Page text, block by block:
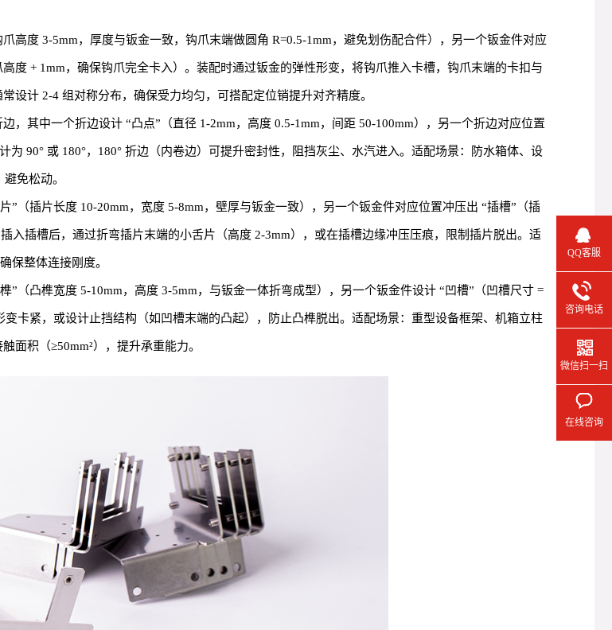
高度 3-5mm，厚度与钣金一致，钩爪末端做圆角 R=0.5-1mm，避免划伤配合件），另一个钣金件对应
度 + 1mm，确保钩爪完全卡入）。装配时通过钣金的弹性形变，将钩爪推入卡槽，钩爪末端的卡扣与
设计 2-4 组对称分布，确保受力均匀，可搭配定位销提升对齐精度。
，其中一个折边设计 “凸点”（直径 1-2mm，高度 0.5-1mm，间距 50-100mm），另一个折边对应位置
90° 或 180°，180° 折边（内卷边）可提升密封性，阻挡灰尘、水汽进入。适配场景：防水箱体、设
免松动。
（插片长度 10-20mm，宽度 5-8mm，壁厚与钣金一致），另一个钣金件对应位置冲压出 “插槽”（插
入插槽后，通过折弯插片末端的小舌片（高度 2-3mm），或在插槽边缘冲压压痕，限制插片脱出。适
保整体连接刚度。
（凸榫宽度 5-10mm，高度 3-5mm，与钣金一体折弯成型），另一个钣金件设计 “凹槽”（凹槽尺寸 =
卡紧，或设计止挡结构（如凹槽末端的凸起），防止凸榫脱出。适配场景：重型设备框架、机箱立柱
面积（≥50mm²），提升承重能力。
QQ客服
咨询电话
微信扫一扫
在线咨询